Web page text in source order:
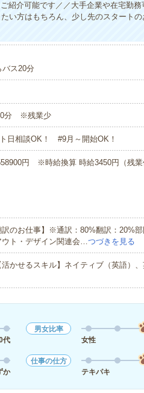
紹介可能です／／大手企業や在宅勤
い方はもちろん、少し先のスタート
ス20分
分 ※残業少
日相談OK！ #9月～開始OK！
円 ※時給換算 時給3450円（残業
訳のお仕事】※通訳：80%翻訳：20%
ト・デザイン関連会…つづきを見る
活かせるスキル】ネイティブ（英語）
代
男女比率
女性
か
仕事の仕方
テキパキ